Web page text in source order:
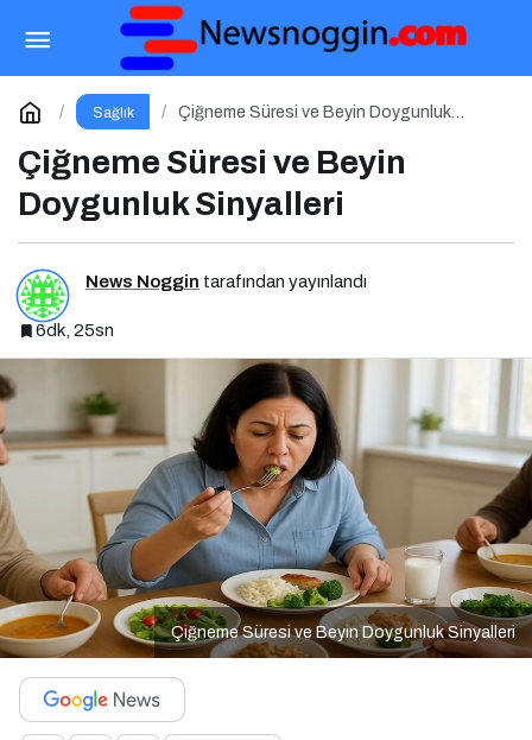
Sağlık
Çiğneme Süresi ve Beyin Doygunluk
Çiğneme Süresi ve Beyin
Doygunluk Sinyalleri
News Noggin tarafından yayınlandı
6dk, 25sn
Çiğneme Süresi ve Beyin Doygunluk Sinyalleri
Protein Tozları, Barlar ve Hazır İçecekler:
Sporda Takviye mi, Tuzak mı?
Yorum Yap